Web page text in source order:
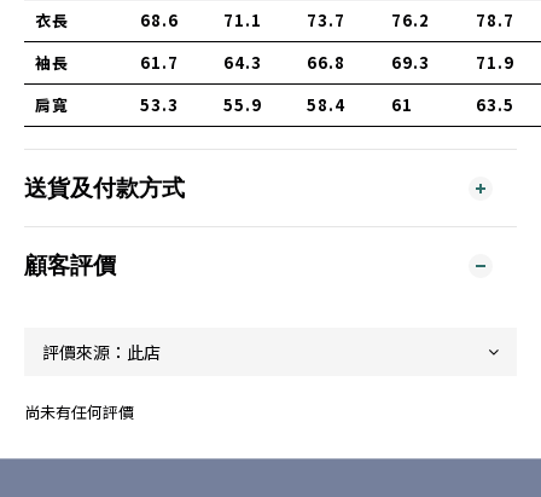
衣長
68.6 71.1 73.7 76.2
78.7
袖長
61.7 64.3 66.8 69.3
71.9
肩寬
53.3 55.9 58.4 61 63.5
送貨及付款方式
顧客評價
尚未有任何評價